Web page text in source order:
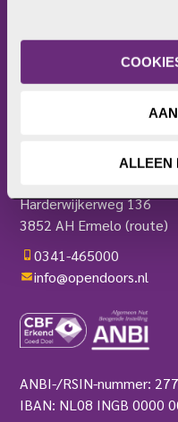
internetgedrag. Je kunt
privacyverklaring.
ALLEEN
Frontlinie
Bezoekerscentrum
Actieplatform
OPEN DOORS
Harderwijkerweg 136
3852 AH Ermelo(route)
0341-465000
info@opendoors.nl
ANBI-/RSIN-nummer:
IBAN: NL08 INGB 0000